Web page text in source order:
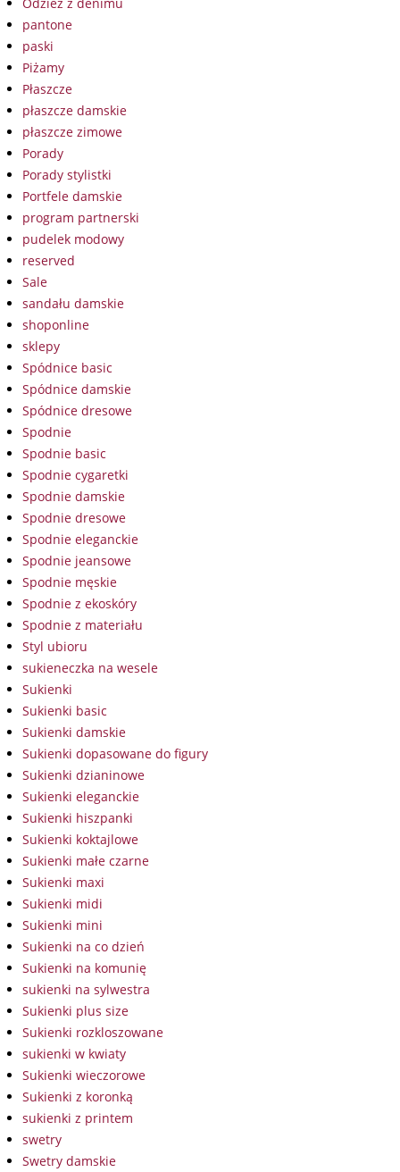
pantone
paski
Piżamy
Płaszcze
płaszcze damskie
płaszcze zimowe
Porady
Porady stylistki
Portfele damskie
program partnerski
pudelek modowy
reserved
Sale
sandału damskie
shoponline
sklepy
Spódnice basic
Spódnice damskie
Spódnice dresowe
Spodnie
Spodnie basic
Spodnie cygaretki
Spodnie damskie
Spodnie dresowe
Spodnie eleganckie
Spodnie jeansowe
Spodnie męskie
Spodnie z ekoskóry
Spodnie z materiału
Styl ubioru
sukieneczka na wesele
Sukienki
Sukienki basic
Sukienki damskie
Sukienki dopasowane do figury
Sukienki dzianinowe
Sukienki eleganckie
Sukienki hiszpanki
Sukienki koktajlowe
Sukienki małe czarne
Sukienki maxi
Sukienki midi
Sukienki mini
Sukienki na co dzień
Sukienki na komunię
sukienki na sylwestra
Sukienki plus size
Sukienki rozkloszowane
sukienki w kwiaty
Sukienki wieczorowe
Sukienki z koronką
sukienki z printem
swetry
Swetry damskie